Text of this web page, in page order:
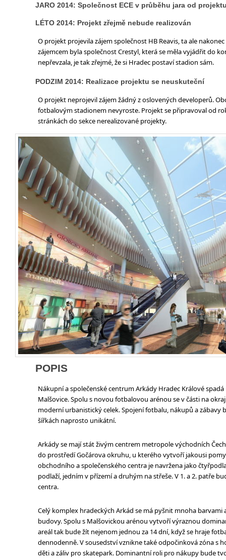
JARO 2014: Společnost ECE v průběhu jara od
LÉTO 2014: Projekt zřejmě nebude realizován
O projekt projevila zájem společnost HB Reavis, ta ale
zájemcem byla společnost Crestyl, která se měla vyjádřit do
nepřevzala, je tak zřejmé, že si Hradec postaví stadion sám.
PODZIM 2014: Realizace projektu se neuskuteční
O projekt neprojevil zájem žádný z oslovených developerů.
fotbalovým stadionem nevyroste. Projekt se připravoval od
stránkách do sekce nerealizované projekty.
POPIS
Nákupní a společenské centrum Arkády Hradec Králové
Malšovice. Spolu s novou fotbalovou arénou se v části na
moderní urbanistický celek. Spojení fotbalu, nákupů a zábavy
šířkách naprosto unikátní.
Arkády se mají stát živým centrem metropole východních
do prostředí Gočárova okruhu, u kterého vytvoří jakousi
obchodního a společenského centra je navržena jako
podlaží, jedním v přízemí a druhým na střeše. V 1. a 2. patře
centra.
Celý komplex hradeckých Arkád se má pyšnit mnoha
budovy. Spolu s Malšovickou arénou vytvoří výraznou
areál tak bude žít nejenom jednou za 14 dní, když se hraje
dennodenně. V sousedství vznikne také odpočinková zóna s
děti a záliv pro skatepark. Dominantní roli pro nákupy bude